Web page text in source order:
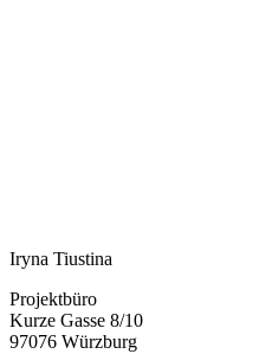
Iryna Tiustina
Projektbüro
Kurze Gasse 8/10
97076 Würzburg